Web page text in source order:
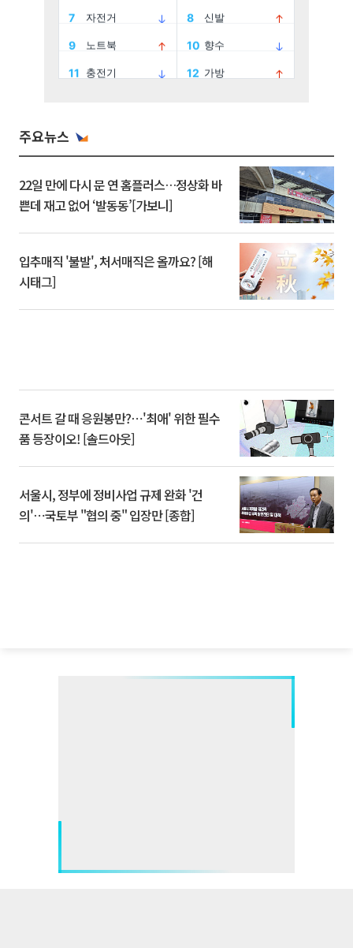
주요뉴스
22일 만에 다시 문 연 홈플러스…정상화 바
쁜데 재고 없어 ‘발동동’[가보니]
입추매직 '불발', 처서매직은 올까요? [해
시태그]
콘서트 갈 때 응원봉만?⋯'최애' 위한 필수
품 등장이오! [솔드아웃]
서울시, 정부에 정비사업 규제 완화 '건
의'⋯국토부 "협의 중" 입장만 [종합]